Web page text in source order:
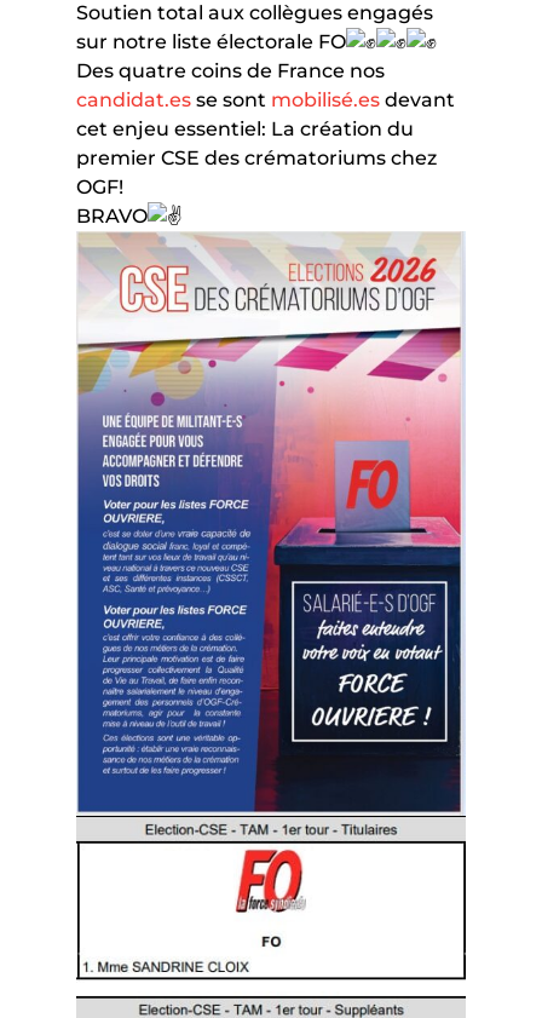
Soutien total aux collègues engagés
sur notre liste électorale FO
Des quatre coins de France nos
candidat.esse sont mobilisé.esdevant
cet enjeu essentiel: La création du
premier CSE des crématoriums chez
OGF!
BRAVO